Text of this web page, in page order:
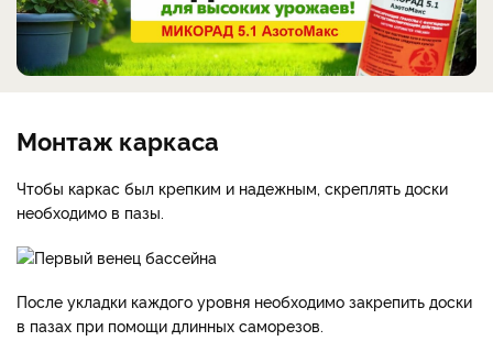
Монтаж каркаса
Чтобы каркас был крепким и надежным, скреплять доски
необходимо в пазы.
После укладки каждого уровня необходимо закрепить доски
в пазах при помощи длинных саморезов.